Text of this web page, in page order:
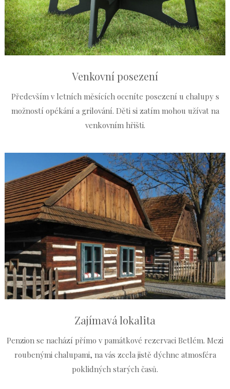
Venkovní posezení
Především v letních měsících oceníte posezení u chalupy s
možností opékání a grilování. Děti si zatím mohou užívat na
venkovním hřišti.
Zajímavá lokalita
Penzion se nachází přímo v památkové rezervaci Betlém. Mezi
roubenými chalupami, na vás zcela jistě dýchne atmosféra
poklidných starých časů.